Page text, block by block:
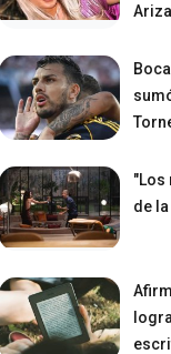
"Los
de